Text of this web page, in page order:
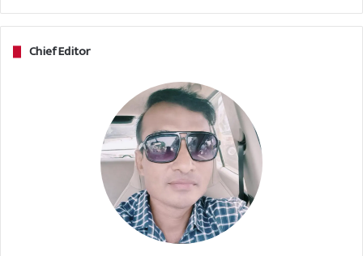
Chief Editor